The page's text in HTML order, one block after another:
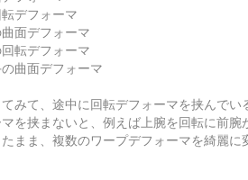
フォーマ
フォーマ
フォーマ
フォーマ
みて、途中に回転デフォーマを挟んでい
を挟まないと、例えば上腕を回転に前腕
まま、複数のワープデフォーマを綺麗